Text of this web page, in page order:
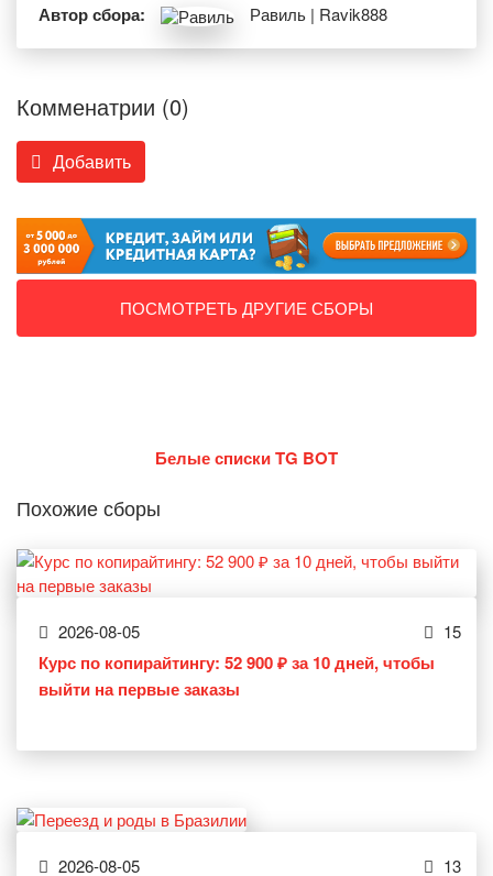
Автор сбора: Равиль | Ravik888
Комменатрии (0)
Добавить
ПОСМОТРЕТЬ ДРУГИЕ СБОРЫ
Белые списки TG BOT
Похожие сборы
2026-08-05 15
Курс по копирайтингу: 52 900 ₽ за 10 дней, чтобы
выйти на первые заказы
2026-08-05 13